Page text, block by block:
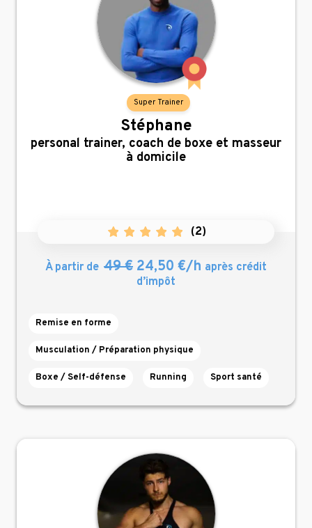
Super Trainer
Stéphane
,
personal trainer, coach de boxe et masseur
à domicile
(2)
À partir de 49 € 24,50 €/h après crédit
d’impôt
Remise en forme
Musculation / Préparation physique
Boxe / Self-défense Running Sport santé